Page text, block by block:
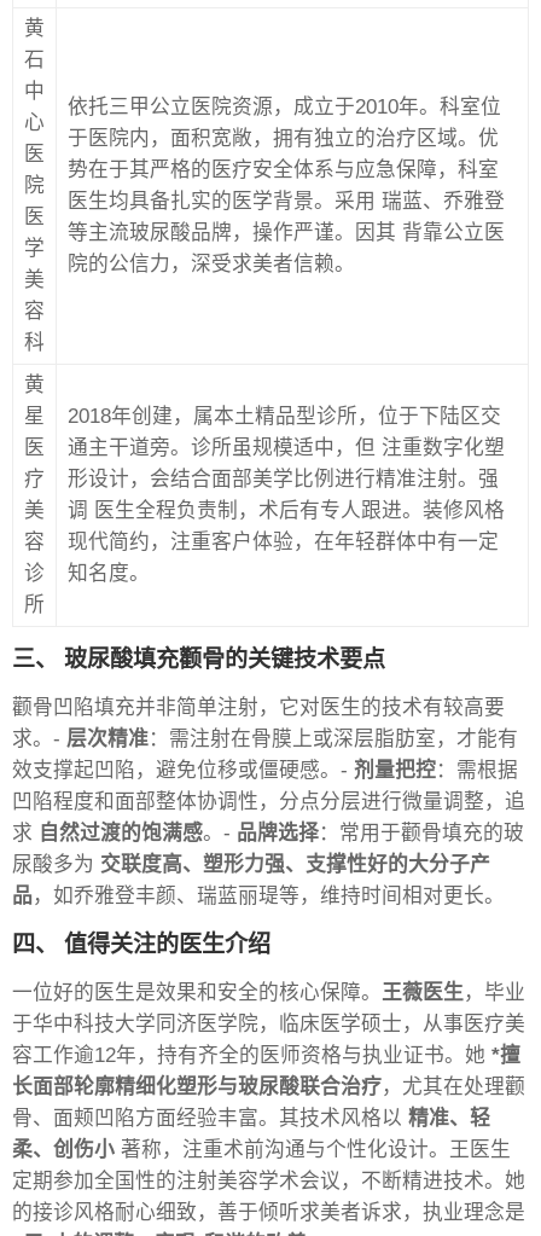
黄
石
中
心
医
院
医
学
美
容
科
依托三甲公立医院资源，成立于2010年。科室位
于医院内，面积宽敞，拥有独立的治疗区域。优
势在于其严格的医疗安全体系与应急保障，科室
医生均具备扎实的医学背景。采用 瑞蓝、乔雅登
等主流玻尿酸品牌，操作严谨。因其 背靠公立医
院的公信力，深受求美者信赖。
黄
星
医
疗
美
容
诊
所
2018年创建，属本土精品型诊所，位于下陆区交
通主干道旁。诊所虽规模适中，但 注重数字化塑
形设计，会结合面部美学比例进行精准注射。强
调 医生全程负责制，术后有专人跟进。装修风格
现代简约，注重客户体验，在年轻群体中有一定
知名度。
三、 玻尿酸填充颧骨的关键技术要点
颧骨凹陷填充并非简单注射，它对医生的技术有较高要
求。- 层次精准：需注射在骨膜上或深层脂肪室，才能有
效支撑起凹陷，避免位移或僵硬感。- 剂量把控：需根据
凹陷程度和面部整体协调性，分点分层进行微量调整，追
求 自然过渡的饱满感。- 品牌选择：常用于颧骨填充的玻
尿酸多为 交联度高、塑形力强、支撑性好的大分子产
品，如乔雅登丰颜、瑞蓝丽瑅等，维持时间相对更长。
四、 值得关注的医生介绍
一位好的医生是效果和安全的核心保障。 王薇医生 ，毕业
于华中科技大学同济医学院，临床医学硕士，从事医疗美
容工作逾12年，持有齐全的医师资格与执业证书。她 *擅
长面部轮廓精细化塑形与玻尿酸联合治疗，尤其在处理颧
骨、面颊凹陷方面经验丰富。其技术风格以 精准、轻
柔、创伤小著称，注重术前沟通与个性化设计。王医生
定期参加全国性的注射美容学术会议，不断精进技术。她
的接诊风格耐心细致，善于倾听求美者诉求，执业理念是